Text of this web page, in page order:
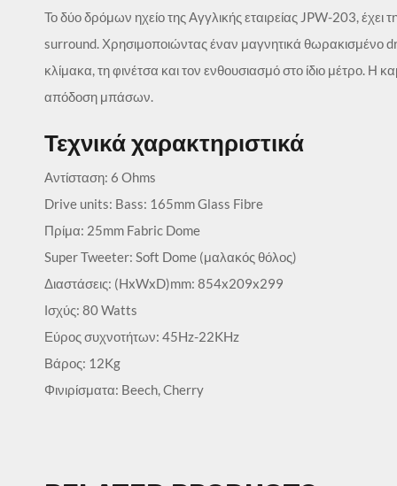
Το δύο δρόμων ηχείο της Αγγλικής εταιρείας JPW-203, έχει
surround. Χρησιμοποιώντας έναν μαγνητικά
κλίμακα, τη φινέτσα και τον ενθουσιασμό στο ίδιο μέτρο. Η
απόδοση μπάσων.
Τεχνικά χαρακτηριστικά
Αντίσταση: 6 Ohms
Drive units: Bass: 165mm Glass Fibre
Πρίμα: 25mm Fabric Dome
Super Tweeter: Soft Dome (μαλακός θόλος)
Διαστάσεις: (HxWxD)mm: 854x209x299
Ισχύς: 80 Watts
Εύρος συχνοτήτων: 45Hz-22KHz
Βάρος: 12Kg
Φινιρίσματα: Beech, Cherry